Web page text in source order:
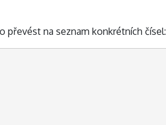
převést na seznam konkrétních čísel: